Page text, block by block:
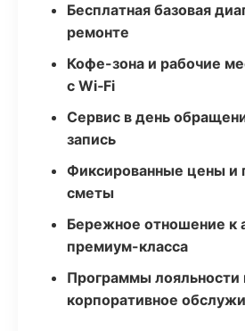
Бесплатная базовая
ремонте
Кофе-зона и рабочие
с Wi‑Fi
Сервис в день
запись
Фиксированные цены и
сметы
Бережное отношение к
премиум-класса
Программы лояльности
корпоративное